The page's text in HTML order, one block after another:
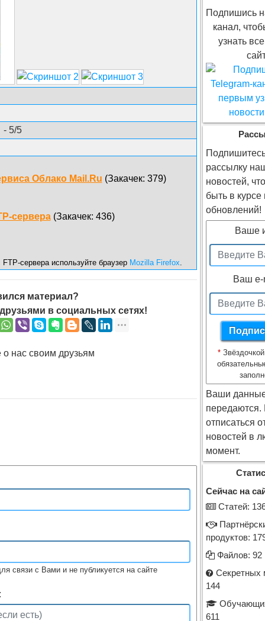
- 5/5
Облако Mail.Ru (Закачек: 379)
сервера (Закачек: 436)
сервера используйте браузер Mozilla Firefox.
материал?
в социальных сетях!
о нас своим друзьям
связи с Вами и не публикуется на сайте
Подпишись
канал,
узнать
рассылку
новостей,
быть в курсе
обновлений!
Ваше
Ваш e-
*
Ваши
отписаться
новостей в
момент.
Сейчас на
Cтатей:
продуктов:
Файлов: 92
Секретных
144
611